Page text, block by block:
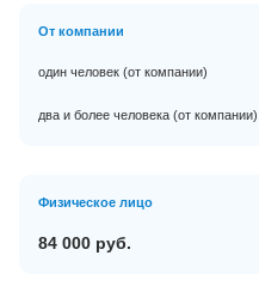
От компании
один человек (от компании)
два и более человека (от компании)
Физическое лицо
84 000 руб.